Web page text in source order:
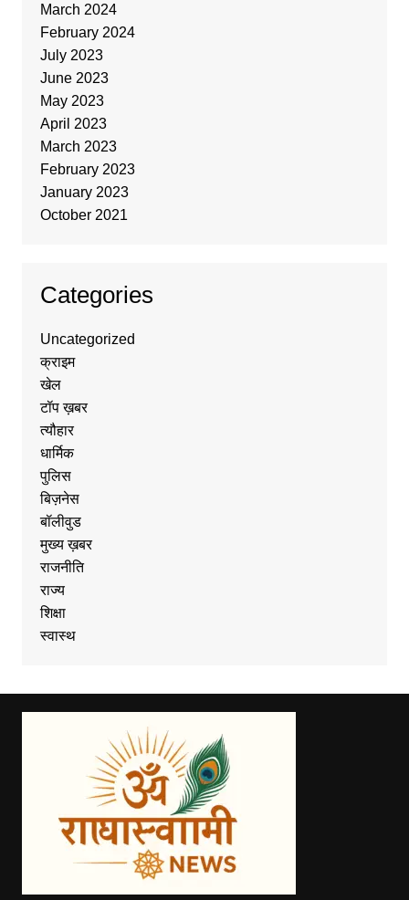
March 2024
February 2024
July 2023
June 2023
May 2023
April 2023
March 2023
February 2023
January 2023
October 2021
Categories
Uncategorized
क्राइम
खेल
टॉप ख़बर
त्यौहार
धार्मिक
पुलिस
बिज़नेस
बॉलीवुड
मुख्य ख़बर
राजनीति
राज्य
शिक्षा
स्वास्थ